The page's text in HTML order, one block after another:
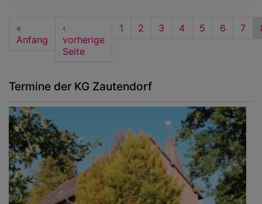
Seitennummerierung
First
page
«
Anfang
Vorherige
Seite
‹
vorherige
Seite
Seite
1 Seite
2 Seite
3 Seite
4 Seite
5 Seite
6 Seite
7
Termine der KG Zautendorf